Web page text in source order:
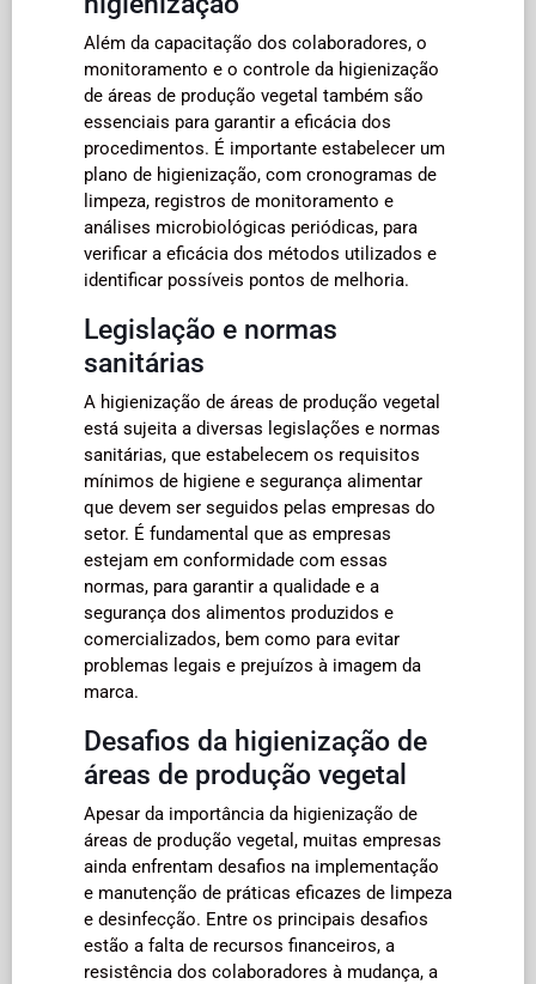
Além da capacitação dos colaboradores, o
monitoramento e o controle da higienização
de áreas de produção vegetal também são
essenciais para garantir a eficácia dos
procedimentos. É importante estabelecer um
plano de higienização, com cronogramas de
limpeza, registros de monitoramento e
análises microbiológicas periódicas, para
verificar a eficácia dos métodos utilizados e
identificar possíveis pontos de melhoria.
Legislação e normas
sanitárias
A higienização de áreas de produção vegetal
está sujeita a diversas legislações e normas
sanitárias, que estabelecem os requisitos
mínimos de higiene e segurança alimentar
que devem ser seguidos pelas empresas do
setor. É fundamental que as empresas
estejam em conformidade com essas
normas, para garantir a qualidade e a
segurança dos alimentos produzidos e
comercializados, bem como para evitar
problemas legais e prejuízos à imagem da
marca.
Desafios da higienização de
áreas de produção vegetal
Apesar da importância da higienização de
áreas de produção vegetal, muitas empresas
ainda enfrentam desafios na implementação
e manutenção de práticas eficazes de limpeza
e desinfecção. Entre os principais desafios
estão a falta de recursos financeiros, a
resistência dos colaboradores à mudança, a